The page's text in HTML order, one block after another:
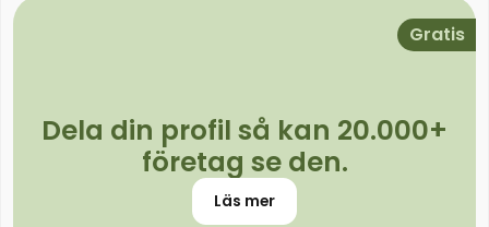
Gratis
Dela din profil så kan 20.000+
företag se den.
Läs mer